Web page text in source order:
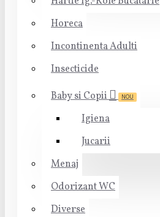
Horeca
Incontinenta Adulti
Insecticide
Baby si Copii
NOU
Igiena
Jucarii
Menaj
Odorizant WC
Diverse